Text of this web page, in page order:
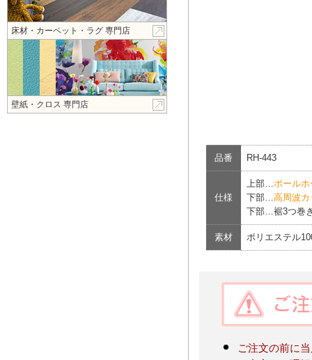
品番 RH-443
仕様
上部… ポール
下部… 高周波
下部…裾3つ巻
素材 ポリエステル
ご注文の前に
床材・カーペット・ラグ 専門店
壁紙・クロス 専門店